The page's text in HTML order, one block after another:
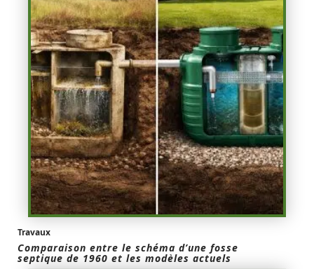
Travaux
Comparaison entre le schéma d’une fosse
septique de 1960 et les modèles actuels